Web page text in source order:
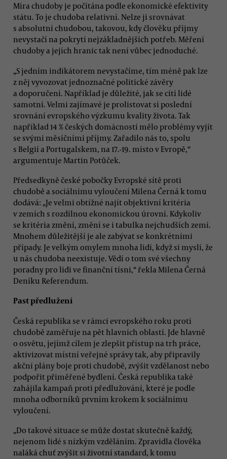
Míra chudoby je počítána podle ekonomické efektivity
státu. To je chudoba relativní. Nelze ji srovnávat
s absolutní chudobou, takovou, kdy člověku příjmy
nevystačí na pokrytí nejzákladnějších potřeb. Měření
chudoby a jejích hranic tak není vůbec jednoduché.
„S jedním indikátorem nevystačíme, tím méně pak lze
z něj vyvozovat jednoznačné politické závěry
a doporučení. Například je důležité, jak se cítí lidé
samotní. Velmi zajímavé je prolistovat si poslední
srovnání evropského výzkumu kvality života. Tak
například 14 % českých domácností mělo problémy vyjít
se svými měsíčními příjmy. Zařadilo nás to, spolu
s Belgií a Portugalskem, na 17.-19. místo v Evropě,“
argumentuje Martin Potůček.
Předsedkyně české pobočky Evropské sítě proti
chudobě a sociálnímu vyloučení Milena Černá k tomu
dodává: „Je velmi obtížné najít objektivní kritéria
v zemích s rozdílnou ekonomickou úrovní. Kdykoliv
se kritéria změní, změní se i tabulka nejchudších zemí.
Mnohem důležitější je ale zabývat se konkrétními
případy. Je velkým omylem mnoha lidí, když si myslí, že
u nás chudoba neexistuje. Vědí o tom své všechny
poradny pro lidi ve finanční tísni,“ řekla Milena Černá
Deníku Referendum.
Past předlužení
Česká republika se v rámci evropského roku proti
chudobě zaměřuje na pět hlavních oblastí. Jde hlavně
o osvětu, jejímž cílem je zlepšit přístup na trh práce,
aktivizovat místní veřejné správy tak, aby připravily
akční plány boje proti chudobě, zvýšit vzdělanost nebo
podpořit přiměřené bydlení. Česká republika také
zahájila kampaň proti předlužování, které je podle
mnoha odborníků prvním krokem k sociálnímu
vyloučení.
„Do takové situace se může dostat skutečně každý,
nejenom lidé s nízkým vzděláním. Zpravidla člověka
naláká chuť zvýšit si životní standard, k tomu